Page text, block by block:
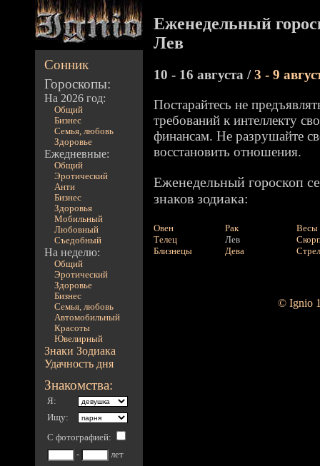
Сонник
Гороскопы:
На 2026 год:
Общий
Бизнес
Семья, любовь
Здоровье
Ежедневные:
Общий
Эротический
Анти
Бизнес
Здоровья
Мобильный
Любовный
Съедобный
На неделю:
Общий
Эротический
Здоровье
Бизнес
Семья, любовь
Автомобильный
Красоты
Ювелирный
Знаки Зодиака
Удачность дня
Знакомства:
Я:
Ищу:
С фотографией:
-
лет
Еженедельный
Лев
10 - 16 августа /3 - 9
Постарайтесь не
требований к интеллекту
финансам. Не разрушайте
восстановить отношения.
Еженедельный гороскоп
знаков зодиака:
Овен
Телец
Близнецы
Рак
Лев
Дева
Весы
© Ignio